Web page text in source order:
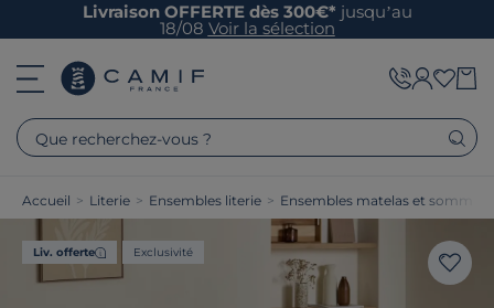
Livraison OFFERTE dès 300€* jusqu’au
18/08 Voir la sélection
Que recherchez-vous ?
Accueil > Literie > Ensembles literie > Ensembles matelas et sommier
Liv. offerte Exclusivité